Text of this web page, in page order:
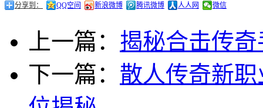
分享到： QQ空间 新浪微博 腾讯微博 人人网 微信
上一篇： 揭秘合击传
下一篇： 散人传奇新